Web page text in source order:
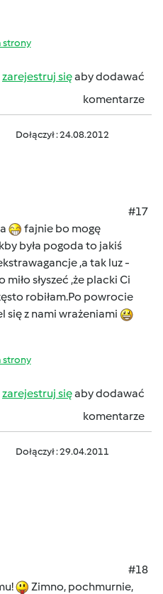
strony
zarejestruj sięaby dodawać
komentarze
Dołączył : 24.08.2012
#17
fajnie bo mogę
była pogoda to jakiś
,a tak luz -
miło słyszeć ,że placki Ci
robiłam.Po powrocie
się z nami wrażeniami
strony
zarejestruj sięaby dodawać
komentarze
Dołączył : 29.04.2011
#18
Zimno, pochmurnie,